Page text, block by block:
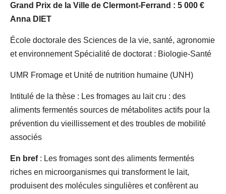
Grand Prix de la Ville de Clermont-Ferrand : 5 000 €
Anna DIET
École doctorale des Sciences de la vie, santé, agronomie
et environnement Spécialité de doctorat : Biologie-Santé
UMR Fromage et Unité de nutrition humaine (UNH)
Intitulé de la thèse : Les fromages au lait cru : des
aliments fermentés sources de métabolites actifs pour la
prévention du vieillissement et des troubles de mobilité
associés
En bref : Les fromages sont des aliments fermentés
riches en microorganismes qui transforment le lait,
produisent des molécules singulières et confèrent au